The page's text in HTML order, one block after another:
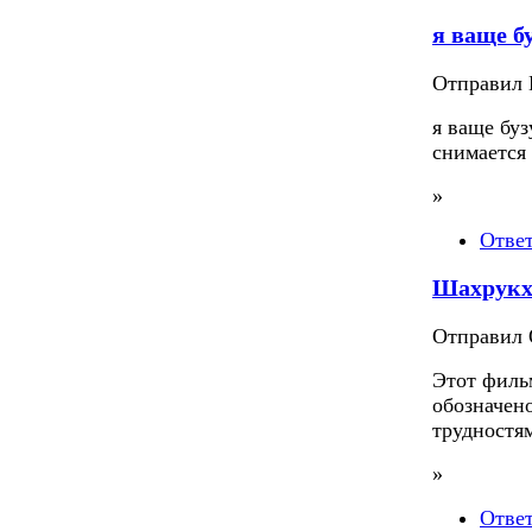
я ваще
Отправил
я ваще
»
Шахрукх
Отправил
Этот
»